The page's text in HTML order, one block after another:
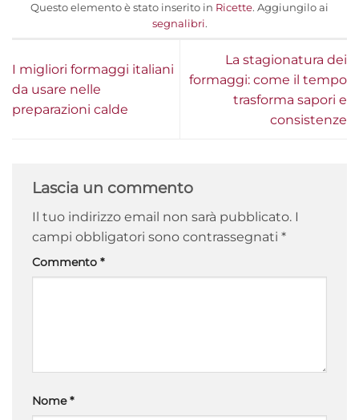
Questo elemento è stato inserito in Ricette. Aggiungilo ai
segnalibri.
I migliori formaggi italiani
da usare nelle
preparazioni calde
La stagionatura dei
formaggi: come il tempo
trasforma sapori e
consistenze
Lascia un commento
Il tuo indirizzo email non sarà pubblicato. I
campi obbligatori sono contrassegnati *
Commento *
Nome*